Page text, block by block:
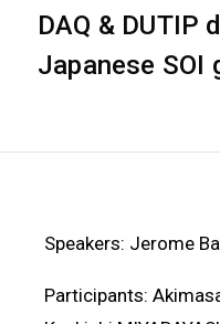
DAQ & DUTIP
Japanese SOI
Speakers: Jerome
Participants: